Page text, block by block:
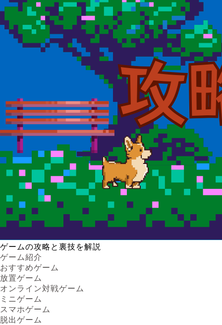
ゲームの攻略と裏技を解説
ゲーム紹介
おすすめゲーム
放置ゲーム
オンライン対戦ゲーム
ミニゲーム
スマホゲーム
脱出ゲーム